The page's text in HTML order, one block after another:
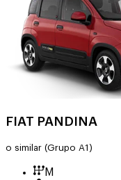
FIAT PANDINA
o similar (Grupo A1)
M